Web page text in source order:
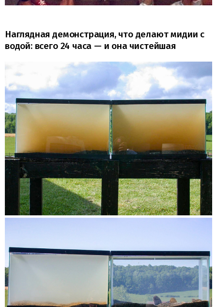
Наглядная демонстрация, что делают мидии с
водой: всего 24 часа — и она чистейшая